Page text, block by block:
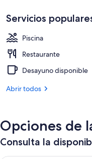
Servicios
Piscina
Restaurante
Desayuno disponible
Abrir todos
Opciones de
Consulta la